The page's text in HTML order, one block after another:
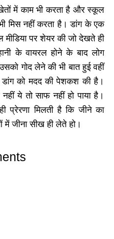
में काम भी करता है और स्कूल
मिस नहीं करता है।डांग के एक
पर शेयर की जो देखते ही
के वायरल होने के बाद लोग
गोद लेने की भी बात हुई वहीं
को मदद की पेशकश की है।
ये तो साफ नहीं हो पाया है।
प्रेरणा मिलती है कि जीने का
में जीना सीख ही लेते हो।